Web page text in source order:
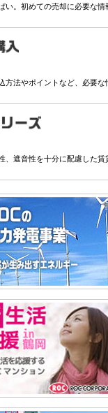
。初めての売却に必要な情
法やポイントなど、必要な
遮音性を十分に配慮した賃